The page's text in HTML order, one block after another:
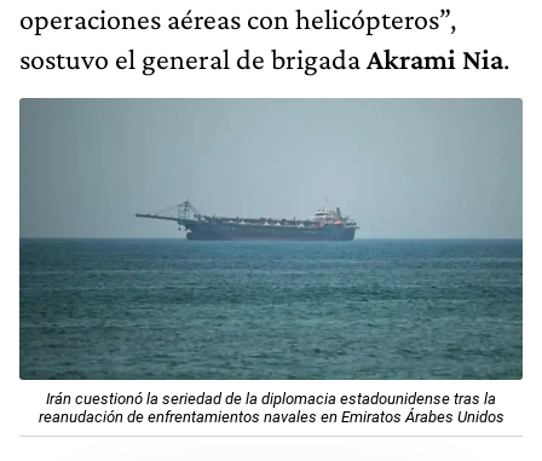
operaciones aéreas con helicópteros”,
sostuvo el general de brigadaAkrami Nia.
Irán cuestionó la seriedad de la diplomacia estadounidense tras la
reanudación de enfrentamientos navales en Emiratos Árabes Unidos